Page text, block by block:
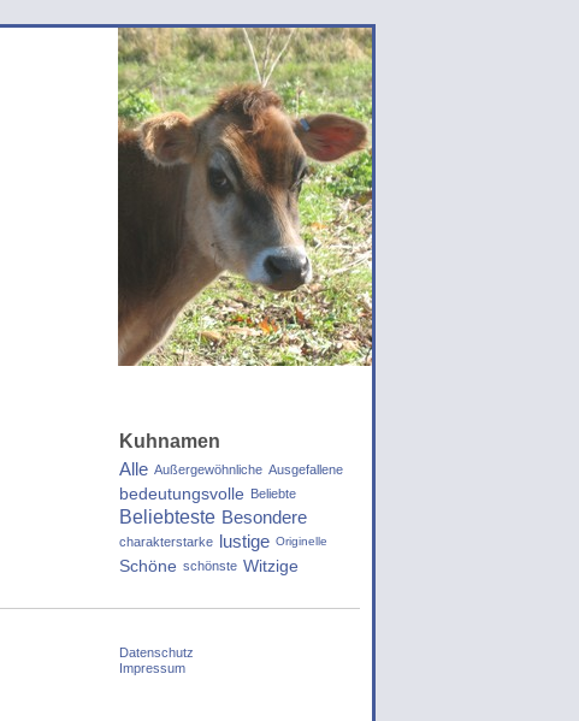
Kuhnamen
Alle Außergewöhnliche Ausgefallene
bedeutungsvolle Beliebte
Beliebteste Besondere
charakterstarke lustige Originelle
Schöne schönste Witzige
Datenschutz
Impressum